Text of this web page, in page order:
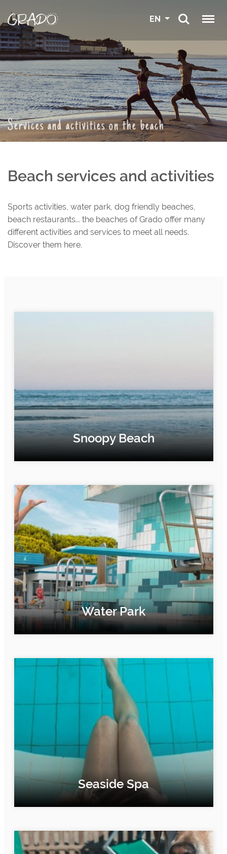
EN
Services and activities on the beach
Beach services and activities
Sports activities, water park, dog friendly beaches,
beach restaurants... the beaches of Grado offer many
different activities and services to meet all needs.
Discover them here.
Snoopy Beach
Water Park
Seaside Spa